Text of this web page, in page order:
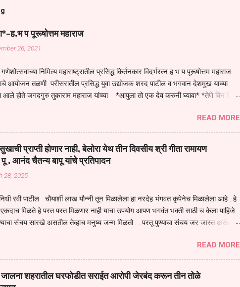
ह.भ प पूरूषोत्तम महाराज
26, 2021
निमित्य महाराष्ट्रातील प्रसिद्ध किर्तनकार विदर्भरत्न ह भ प पूरूषोत्तम महाराज
आयोजन तळणी परीसरातील प्रसिद्ध युवा उद्योजक शरद पाटील व भगवान देशमुख याच्या
आले होते जगदगुरु तुकाराम महाराज यांच्या *आपुला तो एक देव करुनी घ्यावा* *तेणे विन जिवा
बसलेली लोक ही खरच भाग्यवान आहेत कोरोना सारख्या महामारीत आपंण जिवंत आहोत या
तर धार्मीक विचाराचा आधार आपल्याला घ्यावाच लागेल महामारीच्या काळात वारकरी
मानव जातीची मानसीक अवस्था सक्षम असणे गरजेचे आहे कोरोना ने मानवी जीवनातील
सगळ्याना करून दीली आहे मनुष्याच्या आयुष्यातील नामसाधना ही त्याच्यासाठी खूप मोठा
करण्याचा आळस आ...
READ MORE
प्राप्ती होणार नाही, बेलोरा येथ तीन दिवसीय श्री गीता रामायण
. आनंद चैतन्य बापू यांचे प्रतिपादन
28, 2025
रवी पाटील चौयार्शी लाख यौन्नी तून मिळालेला हा नरदेह भंगवत कृपेनेच मिळालेला आहे . हे
मिळते हे परत परत मिळणार नाही याचा उपयोग आपण भगवंत भक्ती साठी च केला पाहिजे
संचय सारखे असतील तेव्हाच मनुष्य जन्म मिळतो . . परतू पुण्याचा संचय जर जास्त असेल
सुंगधाचे व्यसन लागण्यापेक्षा भगवत भंक्ती चे व व्यसन लावा म्हणजे या नरदेहाचा उपयोग होईल .
मनुष्यावर होत असतात यापैकी भगवत कृपा ही पुण्यवानालाच होत असते . भगवंताच्या भजनाने या
होतो गरज आहे त्याला मनापासून आळवण्याची असे प्रतिपादन प पू चेतन्य बापू याचे कृपा पात्र
बापू यांनी तळणी येथून जवळच असलेल्या बेलोरा येथे केले तीन दिवसीय गीतारामायण
READ MORE
जालना शहरातील घरफोडीत सराईत आरोपी जेरबंद करून तीन तोळे